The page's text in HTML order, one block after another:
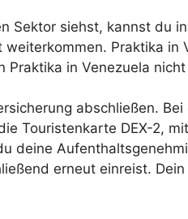
Sektor siehst, kannst du
Praktika in
Praktika in Venezuela
abschließen.
Touristenkarte DEX-2,
deine
erneut einreist. Dein